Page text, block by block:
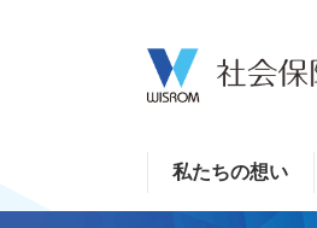
私たちの想い